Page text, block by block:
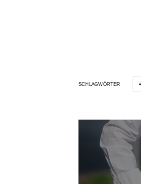
SCHLAGWÖRTER